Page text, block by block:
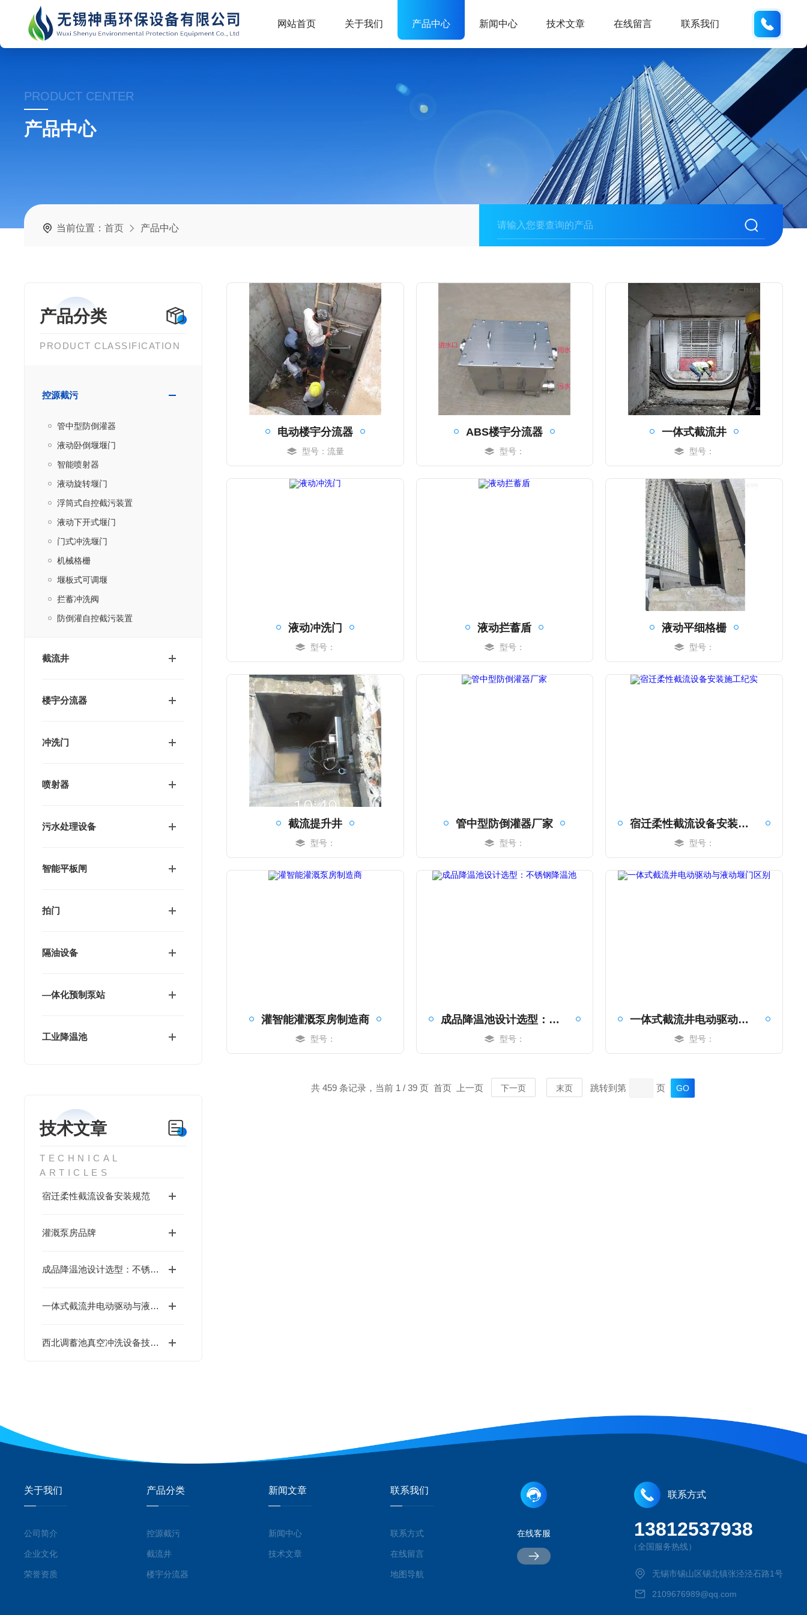
网站首页 关于我们 产品中心 新闻中心 技术文章 在线留言 联系我们
PRODUCT CENTER
产品中心
当前位置：首页 产品中心
产品分类
PRODUCT CLASSIFICATION
控源截污
管中型防倒灌器
液动卧倒堰堰门
智能喷射器
液动旋转堰门
浮筒式自控截污装置
液动下开式堰门
门式冲洗堰门
机械格栅
堰板式可调堰
拦蓄冲洗阀
防倒灌自控截污装置
截流井
楼宇分流器
冲洗门
喷射器
污水处理设备
智能平板闸
拍门
隔油设备
—体化预制泵站
工业降温池
技术文章
TECHNICAL
ARTICLES
宿迁柔性截流设备安装规范
灌溉泵房品牌
成品降温池设计选型：不锈钢降温池技术原理
一体式截流井电动驱动与液动堰门技术要求
西北调蓄池真空冲洗设备技术要求
电动楼宇分流器
型号：流量
ABS楼宇分流器
型号：
一体式截流井
型号：
液动冲洗门
型号：
液动拦蓄盾
型号：
液动平细格栅
型号：
截流提升井
型号：
管中型防倒灌器厂家
型号：
宿迁柔性截流设备安装施工纪实
型号：
灌智能灌溉泵房制造商
型号：
成品降温池设计选型：不锈钢降温池
型号：
一体式截流井电动驱动与液动堰门区别
型号：
共 459 条记录，当前 1 / 39 页 首页 上一页 下一页 末页 跳转到第 页
关于我们
公司简介
企业文化
荣誉资质
产品分类
控源截污
截流井
楼宇分流器
新闻文章
新闻中心
技术文章
联系我们
联系方式
在线留言
地图导航
在线客服
联系方式
13812537938
（全国服务热线）
无锡市锡山区锡北镇张泾泾石路1号
2109676989@qq.com